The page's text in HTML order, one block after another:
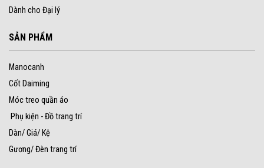
Dành cho Đại lý
SẢN PHẨM
Manocanh
Cốt Daiming
Móc treo quần áo
Phụ kiện - Đồ trang trí
Dàn/ Giá/ Kệ
Gương/ Đèn trang trí